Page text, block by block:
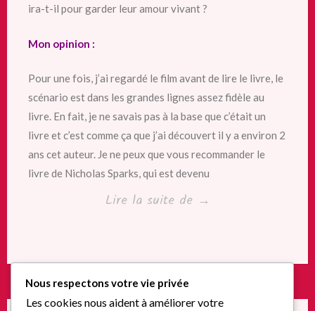
ira-t-il pour garder leur amour vivant ?
Mon opinion :
Pour une fois, j’ai regardé le film avant de lire le livre, le
scénario est dans les grandes lignes assez fidèle au
livre. En fait, je ne savais pas à la base que c’était un
livre et c’est comme ça que j’ai découvert il y a environ 2
ans cet auteur. Je ne peux que vous recommander le
livre de Nicholas Sparks, qui est devenu
Lire la suite de « Un
Nicholas
→
Nous respectons votre vie privée
Les cookies nous aident à améliorer votre